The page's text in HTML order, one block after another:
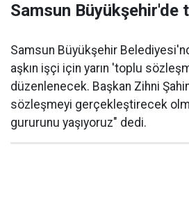
Samsun Büyükşehir'de
Samsun Büyükşehir
aşkın işçi için yarın 'toplu
düzenlenecek. Başkan Zihni
sözleşmeyi gerçekleştirecek
gururunu yaşıyoruz" dedi.